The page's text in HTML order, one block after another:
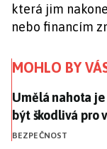
která jim
nebo financím
MOHLO BY
Umělá nahota
Umělá nahota
být škodlivá pro
BEZPEČNOST